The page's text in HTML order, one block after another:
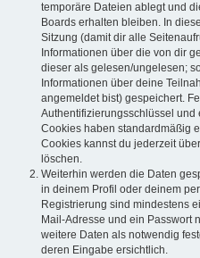
temporäre Dateien ablegt und
Boards erhalten bleiben. In
Sitzung (damit dir alle
Informationen über die von dir
dieser als gelesen/ungelesen;
Informationen über deine
angemeldet bist) gespeichert.
Authentifizierungsschlüssel und
Cookies haben standardmäßig
Cookies kannst du jederzeit
löschen.
Weiterhin werden die Daten
in deinem Profil oder deinem
Registrierung sind mindestens
Mail-Adresse und ein Passwort
weitere Daten als notwendig
deren Eingabe ersichtlich.